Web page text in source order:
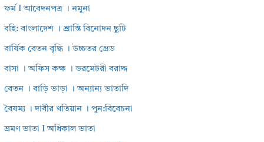
ফর্ম I আবেদনপত্র । নমুনা
বহি: বাংলাদেশ । শ্রান্তি বিনোদন ছুটি
বার্ষিক বেতন বৃদ্ধি । উচ্চতর গ্রেড
বাসা । অফিস কক্ষ । ডরমেটরী বরাদ্দ
বেতন । বাড়ি ভাড়া । অন্যান্য ভাতাদি
বৈষম্য । দাবীর খতিয়ান । পুন:বিবেচনা
ভ্রমণ ভাতা I অধিকাল ভাতা